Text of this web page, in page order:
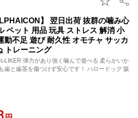
】 翌日出荷 抜群の噛み心
ペット 用品 玩具 ストレス 解消 小
動不足 遊び 耐久性 オモチャ サッカ
トレーニング
LIKER 弾力があり強く噛んで遊べる 柔らかいか
歯と歯茎を傷つけず安心です！ ハロードッグ 阪